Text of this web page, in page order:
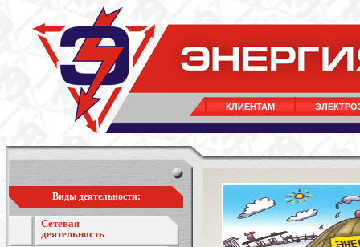
КЛИЕНТАМ
Виды деятельности:
Сетевая
деятельность